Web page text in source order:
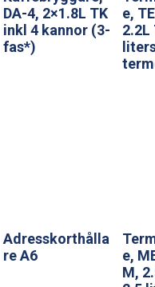
Adresskorthålla
re A6
e,
M,
2.5